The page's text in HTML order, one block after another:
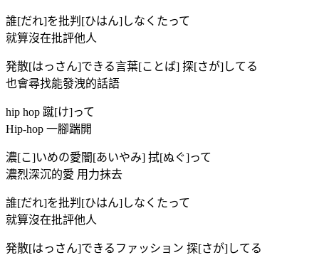
誰[だれ]を批判[ひはん]しなくたって
就算沒在批評他人
発散[はっさん]できる言葉[ことば] 探[さが]してる
也會尋找能發洩的話語
hip hop 蹴[け]って
Hip-hop 一腳踹開
濃[こ]いめの愛闇[あいやみ] 拭[ぬぐ]って
濃烈深沉的愛 用力抹去
誰[だれ]を批判[ひはん]しなくたって
就算沒在批評他人
発散[はっさん]できるファッション 探[さが]してる